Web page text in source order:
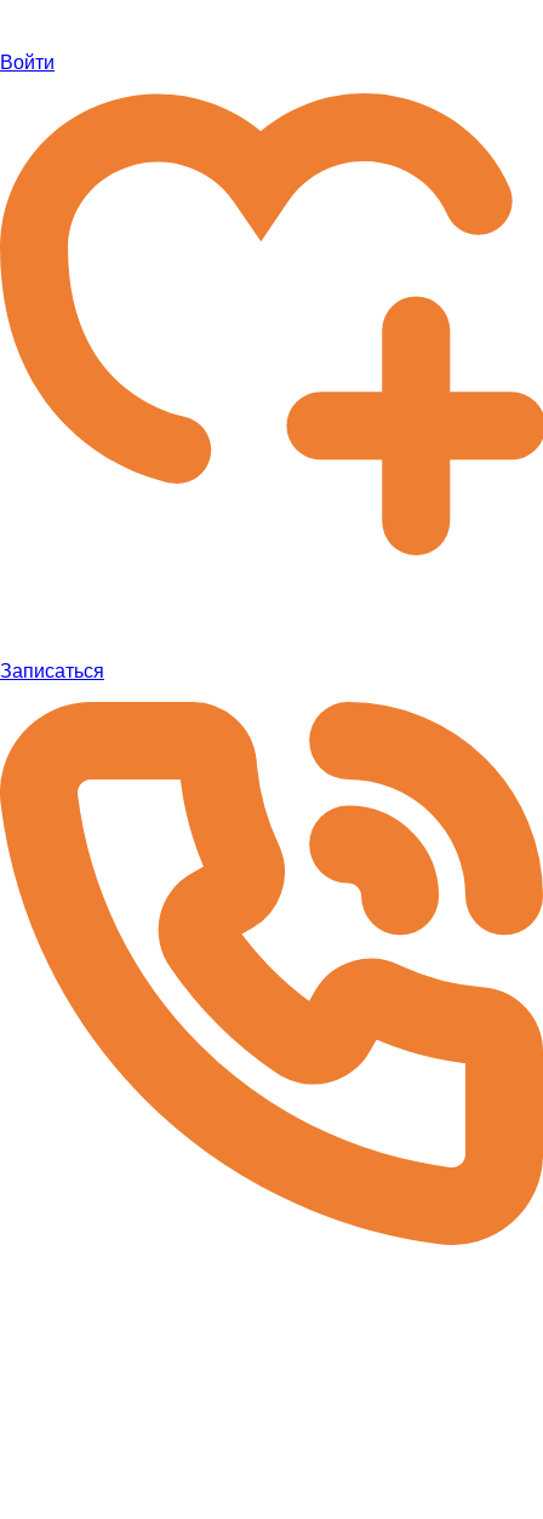
Войти
Записаться